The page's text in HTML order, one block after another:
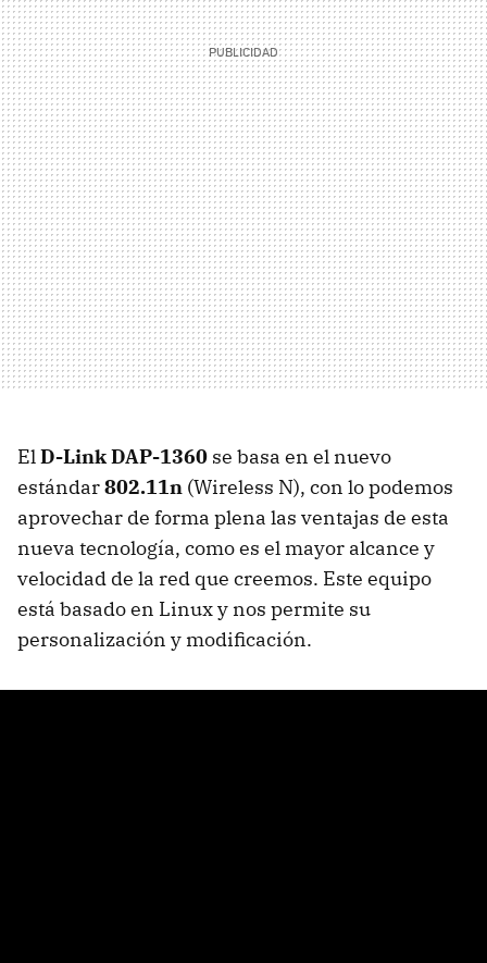
ElD-Link DAP-1360 se basa en el nuevo
estándar802.11n (Wireless N), con lo podemos
aprovechar de forma plena las ventajas de esta
nueva tecnología, como es el mayor alcance y
velocidad de la red que creemos. Este equipo
está basado en Linux y nos permite su
personalización y modificación.